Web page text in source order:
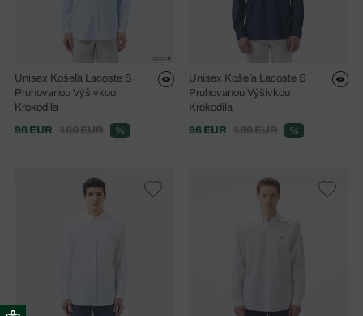
Unisex Košeľa Lacoste S
Pruhovanou Výšivkou
Krokodíla
96 EUR
160 EUR %
Unisex Košeľa Lacoste S
Pruhovanou Výšivkou
Krokodíla
96 EUR
160 EUR %